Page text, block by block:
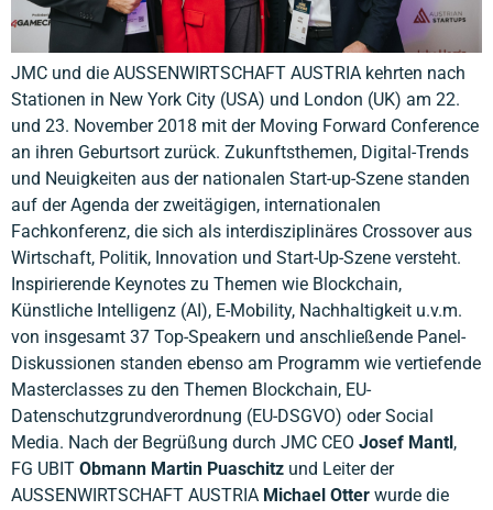
JMC und die AUSSENWIRTSCHAFT AUSTRIA kehrten nach
Stationen in New York City (USA) und London (UK) am 22.
und 23. November 2018 mit der Moving Forward Conference
an ihren Geburtsort zurück. Zukunftsthemen, Digital-Trends
und Neuigkeiten aus der nationalen Start-up-Szene standen
auf der Agenda der zweitägigen, internationalen
Fachkonferenz, die sich als interdisziplinäres Crossover aus
Wirtschaft, Politik, Innovation und Start-Up-Szene versteht.
Inspirierende Keynotes zu Themen wie Blockchain,
Künstliche Intelligenz (AI), E-Mobility, Nachhaltigkeit u.v.m.
von insgesamt 37 Top-Speakern und anschließende Panel-
Diskussionen standen ebenso am Programm wie vertiefende
Masterclasses zu den Themen Blockchain, EU-
Datenschutzgrundverordnung (EU-DSGVO) oder Social
Media. Nach der Begrüßung durch JMC CEO Josef Mantl ,
FG UBIT Obmann Martin Puaschitz und Leiter der
AUSSENWIRTSCHAFT AUSTRIA Michael Otter wurde die